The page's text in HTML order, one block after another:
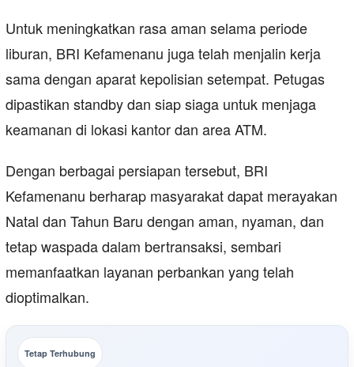
Untuk meningkatkan rasa aman selama periode
liburan, BRI Kefamenanu juga telah menjalin kerja
sama dengan aparat kepolisian setempat. Petugas
dipastikan standby dan siap siaga untuk menjaga
keamanan di lokasi kantor dan area ATM.
Dengan berbagai persiapan tersebut, BRI
Kefamenanu berharap masyarakat dapat merayakan
Natal dan Tahun Baru dengan aman, nyaman, dan
tetap waspada dalam bertransaksi, sembari
memanfaatkan layanan perbankan yang telah
dioptimalkan.
Tetap Terhubung